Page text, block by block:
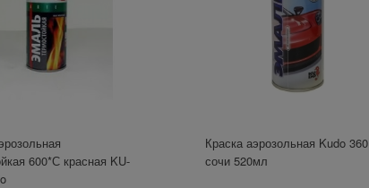
600*С красная KU-
Краска аэрозольная Kudo 360
сочи 520мл